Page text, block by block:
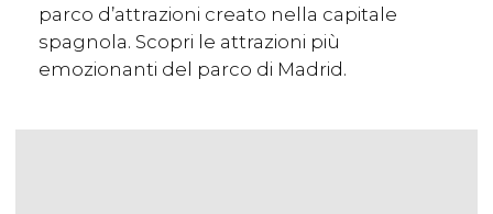
parco d’attrazioni creato nella capitale
spagnola. Scopri le attrazioni più
emozionanti del parco di Madrid.